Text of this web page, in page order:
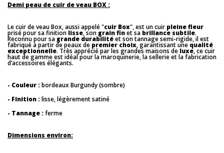
Demi peau de cuir de veau BOX :
Le cuir de veau Box, aussi appelé "cuir Box", est un cuir pleine fleur
prisé pour sa finition lisse, son grain finet sa brillance subtile.
Reconnu pour sa grande durabilitéet son tannage semi-rigide, il est
fabriqué à partir de peaux de premier choix, garantissant une qualité
exceptionnelle. Très apprécié par les grandes maisons de luxe, ce cuir
haut de gamme est idéal pour la maroquinerie, la sellerie et la fabrication
d’accessoires élégants.
- Couleur :bordeaux Burgundy (sombre)
- Finition :lisse, légèrement satiné
- Tannage :ferme
Dimensions environ: